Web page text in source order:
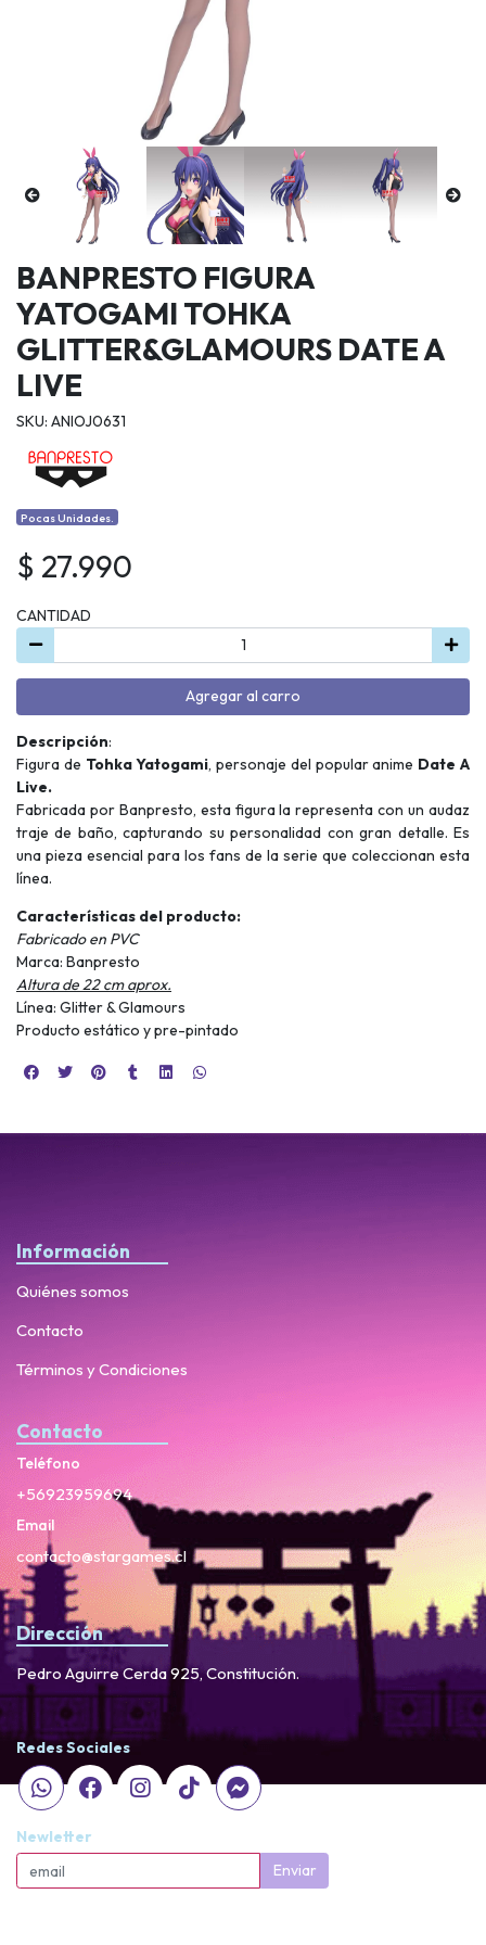
BANPRESTO FIGURA
YATOGAMI TOHKA
GLITTER&GLAMOURS DATE A
LIVE
SKU: ANIOJ0631
Pocas Unidades.
$ 27.990
CANTIDAD
Agregar al carro
Descripción:
Figura de Tohka Yatogami, personaje del popular anime Date A
Live.
Fabricada por Banpresto, esta figura la representa con un audaz
traje de baño, capturando su personalidad con gran detalle. Es
una pieza esencial para los fans de la serie que coleccionan esta
línea.
Características del producto:
Fabricado en PVC
Marca: Banpresto
Altura de 22 cm aprox.
Línea: Glitter & Glamours
Producto estático y pre-pintado
Información
Quiénes somos
Contacto
Términos y Condiciones
Contacto
Teléfono
+56923959694
Email
contacto@stargames.cl
Dirección
Pedro Aguirre Cerda 925, Constitución.
Redes Sociales
Newletter
Enviar